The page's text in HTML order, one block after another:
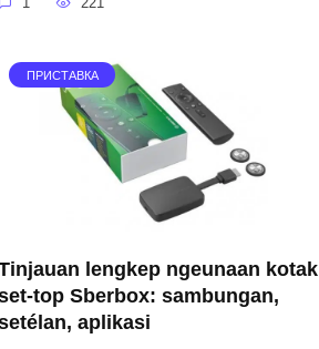
ПРИСТАВКА
lengkep ngeunaan kotak
top Sberbox: sambungan,
aplikasi